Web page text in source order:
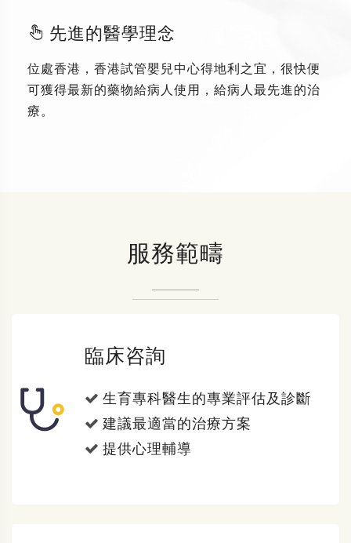
先進的醫學理念
位處香港，香港試管嬰兒中心得地利之宜，很快便
可獲得最新的藥物給病人使用，給病人最先進的治
療。
服務範疇
臨床咨詢
生育專科醫生的專業評估及診斷
建議最適當的治療方案
提供心理輔導